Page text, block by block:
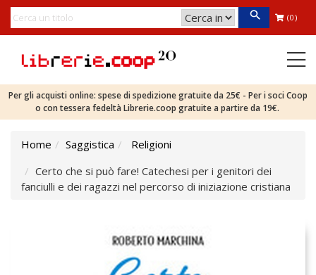
(0)
Per gli acquisti online: spese di spedizione gratuite da 25€ - Per i soci Coop
o con tessera fedeltà Librerie.coop gratuite a partire da 19€.
Home Saggistica
Religioni
Certo che si può fare! Catechesi per i genitori dei
fanciulli e dei ragazzi nel percorso di iniziazione cristiana